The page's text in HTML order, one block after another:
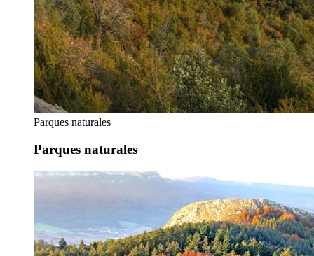
Parques naturales
Parques naturales